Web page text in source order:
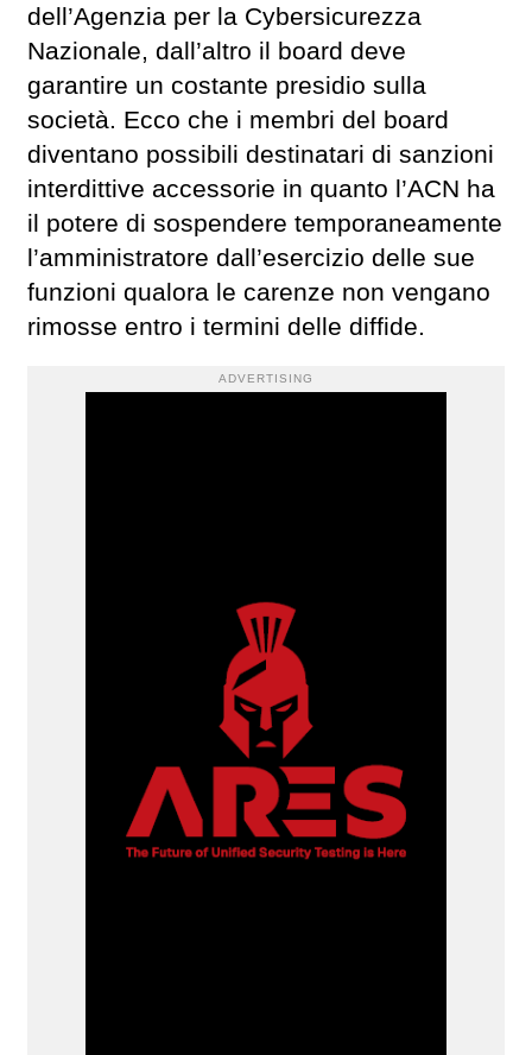
dell’Agenzia per la Cybersicurezza
Nazionale, dall’altro il board deve
garantire un costante presidio sulla
società. Ecco che i membri del board
diventano possibili destinatari di sanzioni
interdittive accessorie in quanto l’ACN ha
il potere di sospendere temporaneamente
l’amministratore dall’esercizio delle sue
funzioni qualora le carenze non vengano
rimosse entro i termini delle diffide.
ADVERTISING